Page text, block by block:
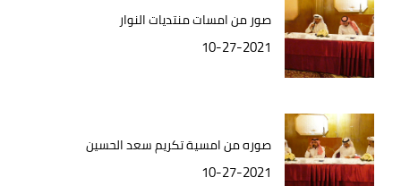
صور من امسات منتديات النوار
10-27-2021
صوره من امسية تكريم سعد الحسين
10-27-2021